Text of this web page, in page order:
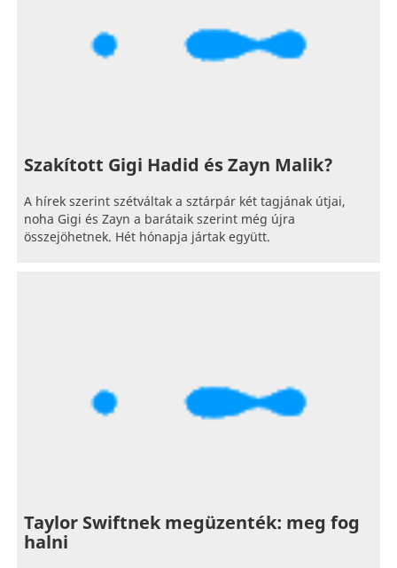
Szakított Gigi Hadid és Zayn Malik?
A hírek szerint szétváltak a sztárpár két tagjának útjai,
noha Gigi és Zayn a barátaik szerint még újra
összejöhetnek. Hét hónapja jártak együtt.
Taylor Swiftnek megüzenték: meg fog
halni